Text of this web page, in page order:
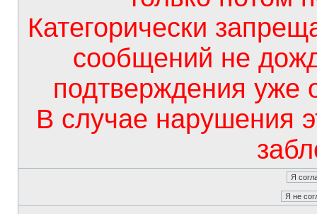
Категорически
сообщений не
подтверждения уже
В случае нарушения